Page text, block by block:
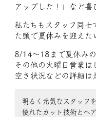
アップした！」など
私たちもスタッフ同士
た頭で夏休みを迎え
8/14～18まで夏休みの
その他の火曜日営業は
空き状況などの詳細は
明るく元気なスタッフ
優れたカット技術とヘ